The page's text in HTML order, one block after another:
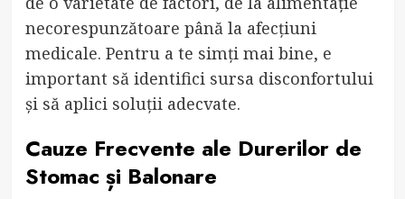
necorespunzătoare până la afecțiuni
medicale. Pentru a te simți mai bine, e
important să identifici sursa disconfortului
și să aplici soluții adecvate.
Cauze Frecvente ale Durerilor de
Stomac și Balonare